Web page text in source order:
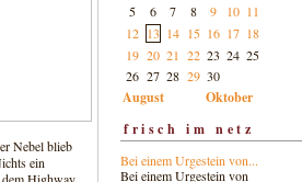
Nebel blieb
ein
5
6 7 8 9 10 11
12 13 14 15 16 17 18
19 20 21 22 23 24 25
26 27 28 29 30
August
Oktober
frisch im netz
Bei einem Urgestein von...
Bei einem Urgestein von